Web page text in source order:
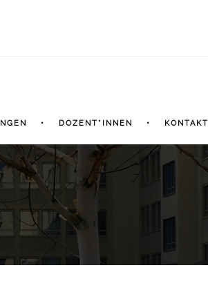
DOZENT*INNEN KONTAKT